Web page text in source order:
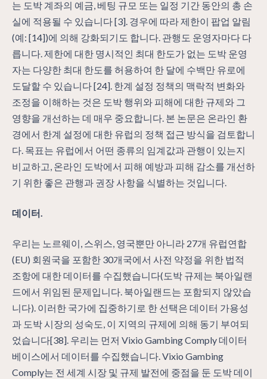
는 도박 계좌의 예금, 베팅 규모 또는 일정 기간 동안의 총 손
실에 적용될 수 있습니다 [3]. 경우에 따라 제한이 팝업 알림
(예: [14])에 의해 강화되기도 합니다. 관행도 운영자마다 다
릅니다. 제한에 대한 명시적인 최대 한도가 없는 도박 운영
자는 다양한 최대 한도를 허용하여 한 달에 수백만 유로에
도달할 수 있습니다 [24]. 한계 설정 정책의 맥락적 변화와
조정을 이해하는 것은 도박 행위와 피해에 대한 규제와 그
영향을 개선하는 데 매우 중요합니다. 본 논문은 온라인 환
경에서 한계 설정에 대한 유럽의 정책 접근 방식을 검토합니
다. 목표는 유럽에서 어떤 종류의 임계값과 관행이 있는지
비교하고, 온라인 도박에서 피해 예방과 피해 감소를 개선하
기 위한 좋은 관행과 권장 사항을 식별하는 것입니다.
데이터.
우리는 노르웨이, 스위스, 영국뿐만 아니라 27개 유럽연합
(EU) 회원국을 포함한 30개국에서 사전 약정을 위한 법적
조항에 대한 데이터를 수집했습니다(도박 규제는 북아일랜
드에서 위임된 문제입니다. 북아일랜드는 포함되지 않았습
니다). 이러한 국가에 집중하기로 한 선택은 데이터 가용성
과 도박 시장의 성숙도, 이 지역의 규제에 의해 동기 부여되
었습니다[38]. 우리는 먼저 Vixio Gambing Comply 데이터
베이스에서 데이터를 수집했습니다. Vixio Gambing
Comply는 전 세계 시장 및 규제 발전에 중점을 둔 도박 데이